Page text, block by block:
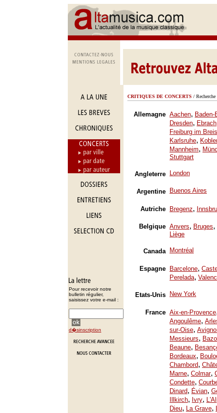
Pour recevoir notre
bulletin régulier,
saisissez votre e-mail :
d�sinscription
CRITIQUES DE CONCERTS /
Allemagne Aachen, Baden-
Dresden, Ebrach
Freiburg im
Karlsruhe,
Mannheim,
Stuttgart
Angleterre London
Argentine Buenos Aires
Autriche Bregenz,
Belgique Anvers, Bruges,
Liège
Canada Montréal
Espagne Barcelone,
Perelada,
Etats-Unis New York
France Aix-en-Provence
Angoulême,
sur-Oise,
Messieurs,
Beaune,
Bordeaux,
Chambord,
Marne, Colmar,
Condette,
Dinard, Évian,
Illkirch, Ivry,
Dieu, La Grave,